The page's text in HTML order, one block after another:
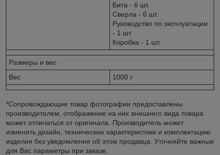
Бита - 6 шт.
Сверла - 6 шт.
Руководство по эксплуатации
- 1 шт.
Коробка - 1 шт.
Размеры и вес
Вес
1000 г
*Сопровождающие товар фотографии предоставлены
производителем, отображение на них внешнего вида товара
может отличаться от оригинала. Производитель может
изменять дизайн, технические характеристики и комплектацию
изделия без уведомления об этом продавца. Уточняйте важные
для Вас параметры при заказе.